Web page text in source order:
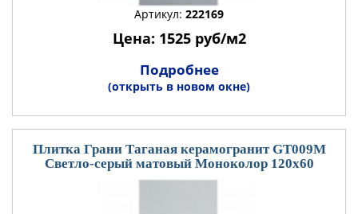
Артикул: 222169
Цена: 1525 руб/м2
Подробнее
(открыть в новом окне)
Плитка Грани Таганая керамогранит GT009М
Светло-серый матовый Моноколор 120x60